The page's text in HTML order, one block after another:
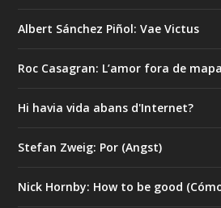
Albert Sánchez Piñol: Vae Victus
Roc Casagran: L’amor fora de mapa
Hi havia vida abans d'Internet?
Stefan Zweig: Por (Angst)
Nick Hornby: How to be good